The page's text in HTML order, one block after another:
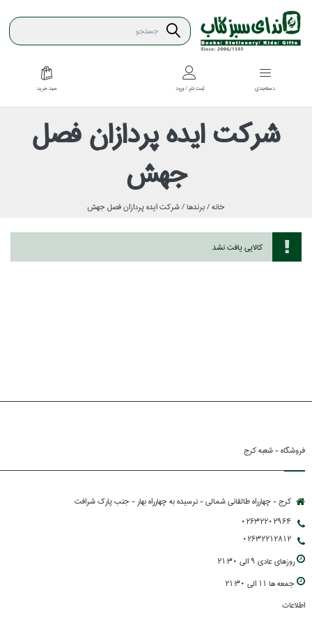
دسته‌بندي ثبت نام / ورود سبد خريد
شركت ايده پردازان فصل
جهش
خانه /برندها /شركت ايده پردازان فصل جهش
كالايي يافت نشد
فروشگاه - شعبه کرج
کرج - چهارراه طالقانی شمالی - نرسیده به چهارراه بهار - جنب پارك شرافت
02632202964
02632212812
روزهاي عادي 9 الي 21:30
جمعه ها 11 الي 21:30
اطلاعات